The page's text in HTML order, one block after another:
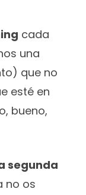
cada
una
que no
esté en
bueno,
segunda
no os